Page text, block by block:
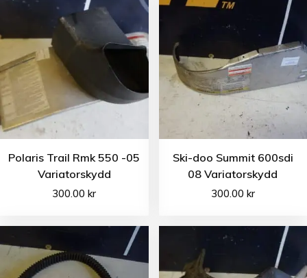
Polaris Trail Rmk 550 -05
Variatorskydd
300.00kr
Ski-doo Summit 600sdi
08 Variatorskydd
300.00 kr